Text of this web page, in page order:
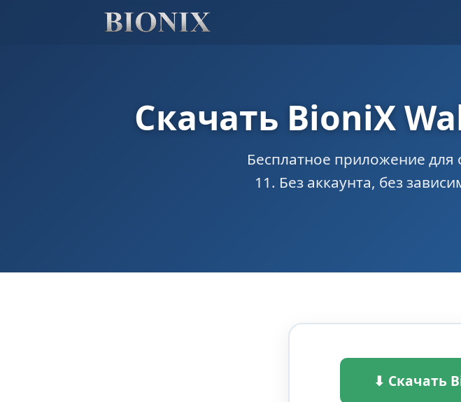
Скачать BioniX
Бесплатное приложение для
11. Без аккаунта, без
⬇ Скачать